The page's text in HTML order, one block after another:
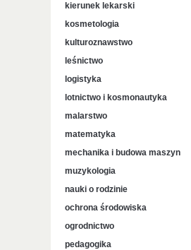
kierunek lekarski
kosmetologia
kulturoznawstwo
leśnictwo
logistyka
lotnictwo i kosmonautyka
malarstwo
matematyka
mechanika i budowa maszyn
muzykologia
nauki o rodzinie
ochrona środowiska
ogrodnictwo
pedagogika